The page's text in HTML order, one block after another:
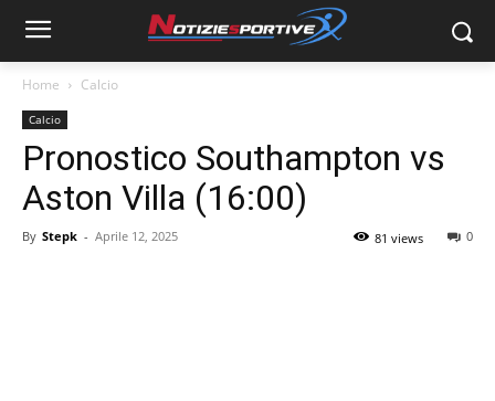
Home Calcio
Calcio
Pronostico Southampton vs
Aston Villa (16:00)
By Stepk - Aprile 12, 2025 0
81 views